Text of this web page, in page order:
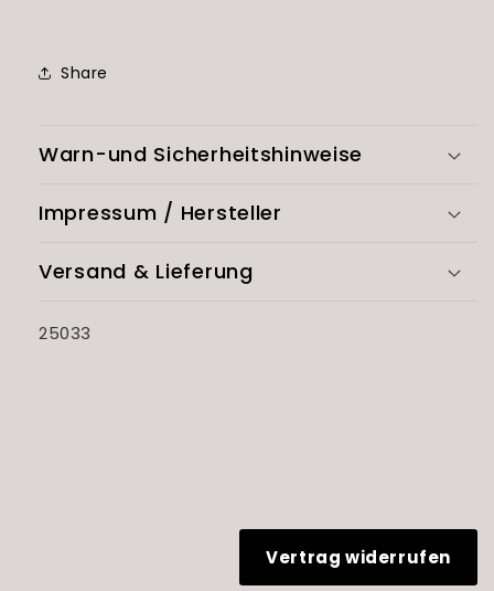
Share
Warn-und Sicherheitshinweise
Impressum / Hersteller
Versand & Lieferung
SKU:
25033
Vertrag widerrufen